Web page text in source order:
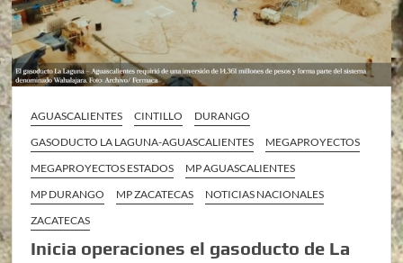
AGUASCALIENTES CINTILLO
DURANGO
GASODUCTO LA LAGUNA-AGUASCALIENTES
MEGAPROYECTOS
MEGAPROYECTOS ESTADOS
MP AGUASCALIENTES
MP DURANGO
MP ZACATECAS
NOTICIAS NACIONALES
ZACATECAS
Inicia operaciones el gasoducto de La